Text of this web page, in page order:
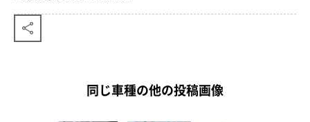
同じ車種の他の投稿画像